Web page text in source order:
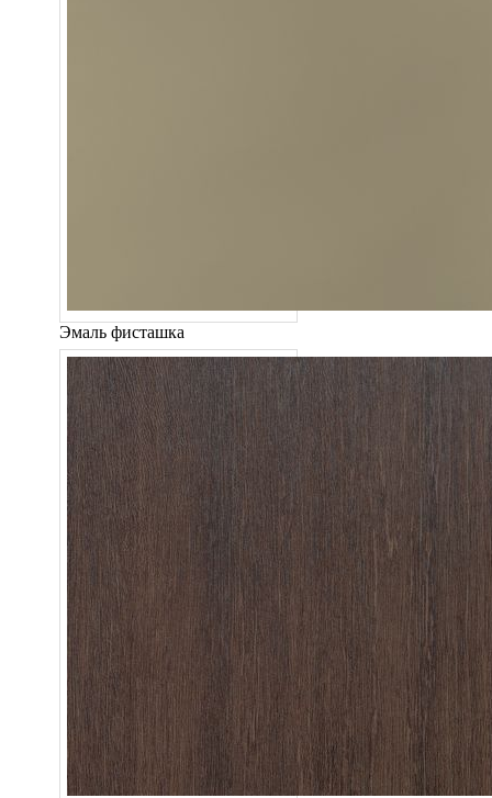
Эмаль фисташка